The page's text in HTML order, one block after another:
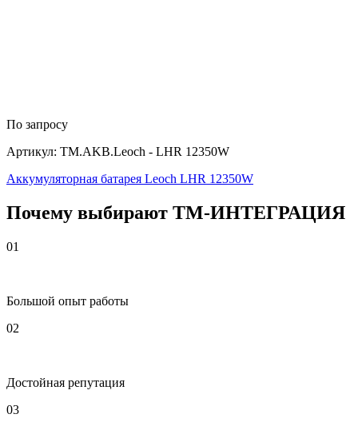
По запросу
Артикул: TM.AKB.Leoch - LHR 12350W
Аккумуляторная батарея Leoch LHR 12350W
Почему выбирают ТМ-ИНТЕГРАЦИЯ
01
Большой опыт работы
02
Достойная репутация
03